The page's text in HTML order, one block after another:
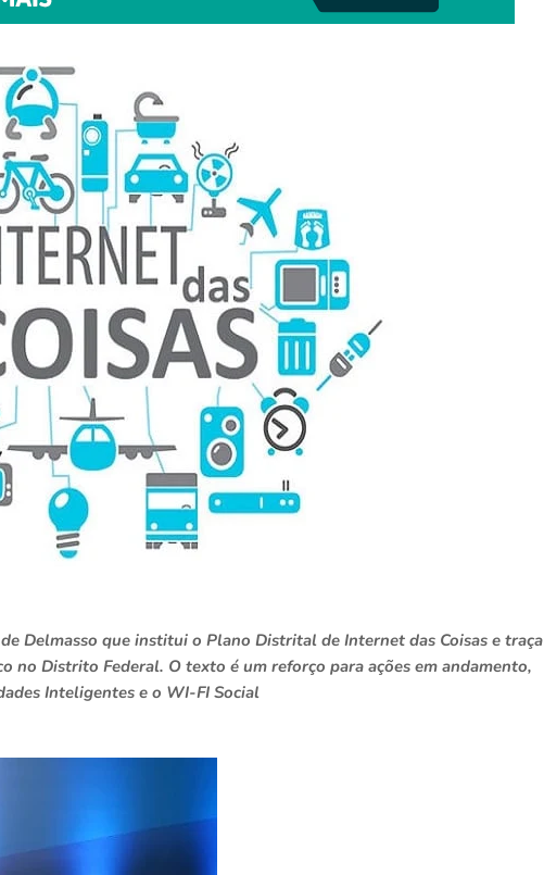
Delmasso que institui o Plano Distrital de Internet das Coisas e traça
no Distrito Federal. O texto é um reforço para ações em andamento,
Inteligentes e o WI-FI Social